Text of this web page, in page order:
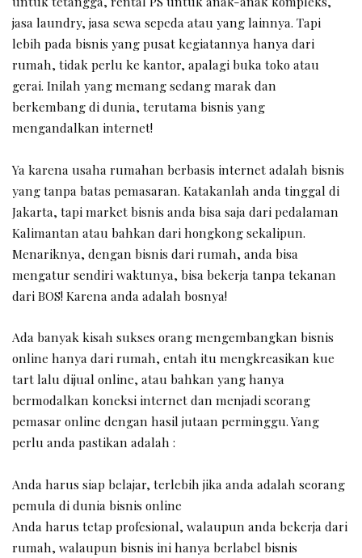
jasa laundry, jasa sewa sepeda atau yang lainnya. Tapi
lebih pada bisnis yang pusat kegiatannya hanya dari
rumah, tidak perlu ke kantor, apalagi buka toko atau
gerai. Inilah yang memang sedang marak dan
berkembang di dunia, terutama bisnis yang
mengandalkan internet!
Ya karena usaha rumahan berbasis internet adalah bisnis
yang tanpa batas pemasaran. Katakanlah anda tinggal di
Jakarta, tapi market bisnis anda bisa saja dari pedalaman
Kalimantan atau bahkan dari hongkong sekalipun.
Menariknya, dengan bisnis dari rumah, anda bisa
mengatur sendiri waktunya, bisa bekerja tanpa tekanan
dari BOS! Karena anda adalah bosnya!
Ada banyak kisah sukses orang mengembangkan bisnis
online hanya dari rumah, entah itu mengkreasikan kue
tart lalu dijual online, atau bahkan yang hanya
bermodalkan koneksi internet dan menjadi seorang
pemasar online dengan hasil jutaan perminggu. Yang
perlu anda pastikan adalah :
Anda harus siap belajar, terlebih jika anda adalah seorang
pemula di dunia bisnis online
Anda harus tetap profesional, walaupun anda bekerja dari
rumah, walaupun bisnis ini hanya berlabel bisnis